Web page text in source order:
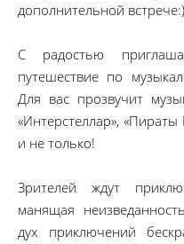
дополнительной встрече:)
С радостью
путешествие по
Для вас прозвучит
«Интерстеллар»,
и не только!
Зрителей ждут
манящая
дух приключений